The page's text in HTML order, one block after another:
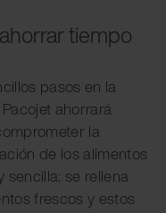
tiempo
pasos en la
ahorrará
la
de los alimentos
se rellena
frescos y estos